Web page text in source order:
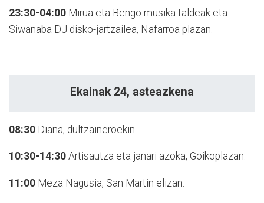
23:30-04:00 Mirua eta Bengo musika taldeak eta
Siwanaba DJ disko-jartzailea, Nafarroa plazan.
Ekainak 24, asteazkena
08:30 Diana, dultzaineroekin.
10:30-14:30 Artisautza eta janari azoka, Goikoplazan.
11:00 Meza Nagusia, San Martin elizan.